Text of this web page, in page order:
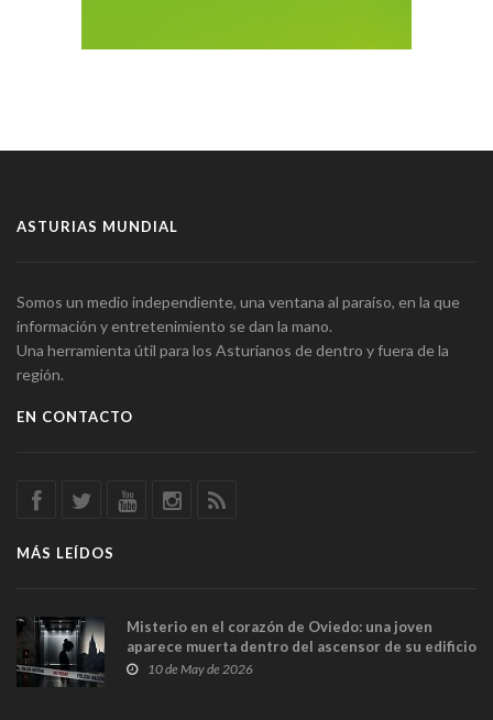
ASTURIAS MUNDIAL
Somos un medio independiente, una ventana al paraíso, en la que
información y entretenimiento se dan la mano.
Una herramienta útil para los Asturianos de dentro y fuera de la
región.
EN CONTACTO
MÁS LEÍDOS
Misterio en el corazón de Oviedo: una joven
aparece muerta dentro del ascensor de su edificio
y las cámaras captan sus últimos minutos
10 de May de 2026